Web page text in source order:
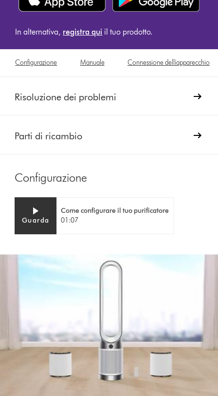
In alternativa, registra qui il tuo prodotto.
Configurazione Manuale Connessione dellìapparecchio
Risoluzione dei problemi
Parti di ricambio
Configurazione
Transcript
trascrizione
video
Guarda
Come configurare il tuo purificatore
01:07